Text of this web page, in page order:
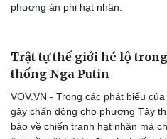
phương án phi hạt nhân.
Trật tự thế giới hé lộ
thống Nga Putin
VOV.VN - Trong các phát biểu
gây chấn động cho phương Tây
báo về chiến tranh hạt nhân mà